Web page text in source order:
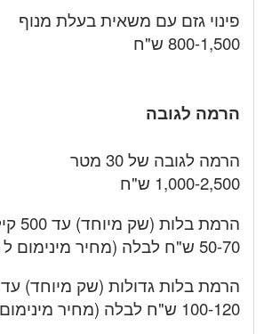
פינוי גזם עם משאית בעלת מנוף
800-1,500 ש"ח
הרמה לגובה
הרמה לגובה של 30 מטר
1,000-2,500 ש"ח
הרמת בלות (שק מיוחד) עד 500 קילו
50-70 ש"ח לבלה (מחיר מינימום ל 10 בלות)
הרמת בלות גדולות (שק מיוחד) עד 900 קילו
100-120 ש"ח לבלה (מחיר מינימום ל 10 בלות)